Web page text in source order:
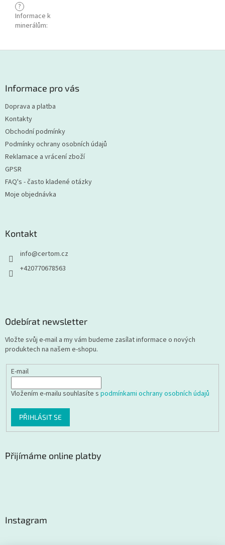
?
Informace k
minerálům:
Informace pro vás
Doprava a platba
Kontakty
Obchodní podmínky
Podmínky ochrany osobních údajů
Reklamace a vrácení zboží
GPSR
FAQ's - často kladené otázky
Moje objednávka
Kontakt
info@certom.cz
+420770678563
Odebírat newsletter
Vložte svůj e-mail a my vám budeme zasílat informace o nových
produktech na našem e-shopu.
E-mail
Vložením e-mailu souhlasíte s podmínkami ochrany osobních údajů
PŘIHLÁSIT SE
Přijímáme online platby
Instagram